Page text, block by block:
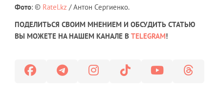
Фото: © Ratel.kz / Антон Сергиенко.
ПОДЕЛИТЬСЯ СВОИМ МНЕНИЕМ И ОБСУДИТЬ СТАТЬЮ
ВЫ МОЖЕТЕ НА НАШЕМ КАНАЛЕ В TELEGRAM!